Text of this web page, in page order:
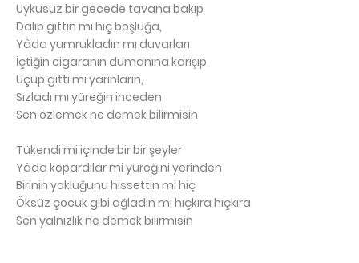
Uykusuz bir gecede tavana bakıp
Dalıp gittin mi hiç boşluğa,
Yâda yumrukladın mı duvarları
İçtiğin cigaranın dumanına karışıp
Uçup gitti mi yarınların,
Sızladı mı yüreğin inceden
Sen özlemek ne demek bilirmisin
Tükendi mi içinde bir bir şeyler
Yâda kopardılar mi yüreğini yerinden
Birinin yokluğunu hissettin mi hiç
Öksüz çocuk gibi ağladın mı hıçkıra hıçkıra
Sen yalnızlık ne demek bilirmisin